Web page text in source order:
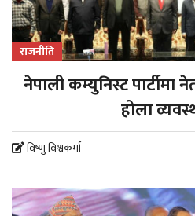
राजनीति
नेपाली कम्युनिस्ट
होला
विष्णु विश्वकर्मा